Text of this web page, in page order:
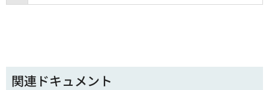
関連ドキュメント